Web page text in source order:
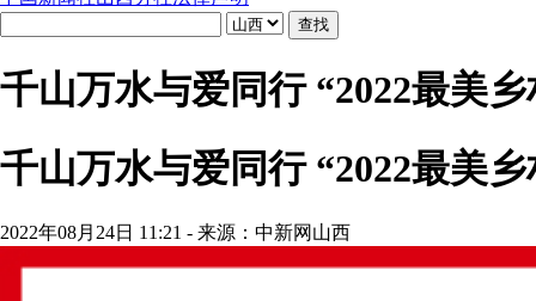
千山万水与爱同行 “2022最美
千山万水与爱同行 “2022最美
2022年08月24日 11:21 - 来源：中新网山西